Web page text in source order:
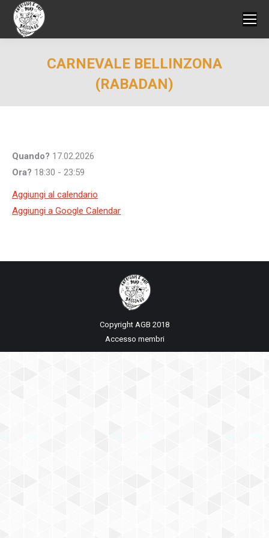
CARNEVALE BELLINZONA
(RABADAN)
Quando? 17.02.2026
Ora? 18:30 - 23:59
Aggiungi al calendario
Aggiungi a Google Calendar
Copyright AGB 2018
Accesso membri